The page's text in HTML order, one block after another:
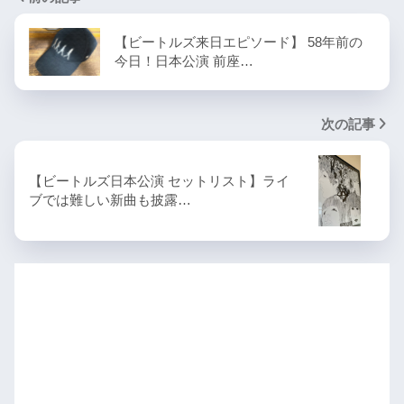
【ビートルズ来日エピソード】 58年前の
今日！日本公演 前座…
次の記事
【ビートルズ日本公演 セットリスト】ライ
ブでは難しい新曲も披露…